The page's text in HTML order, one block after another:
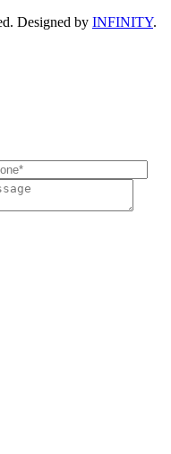
Designed by INFINITY.